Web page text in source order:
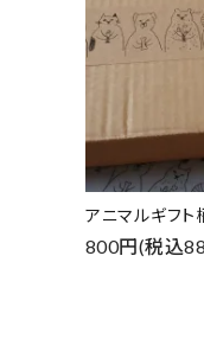
アニマルギフ
800円(税込